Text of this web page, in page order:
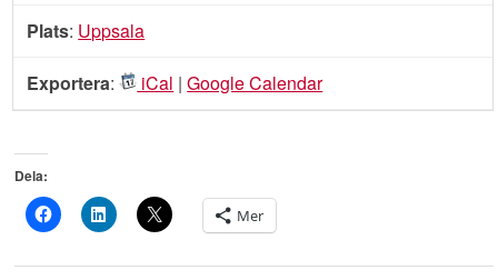
Plats: Uppsala
Exportera: iCal |Google Calendar
Dela:
Mer